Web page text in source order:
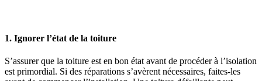
1. Ignorer l’état de la toiture
S’assurer que la toiture est en bon état avant de procéder à l’isolation
est primordial. Si des réparations s’avèrent nécessaires, faites-les